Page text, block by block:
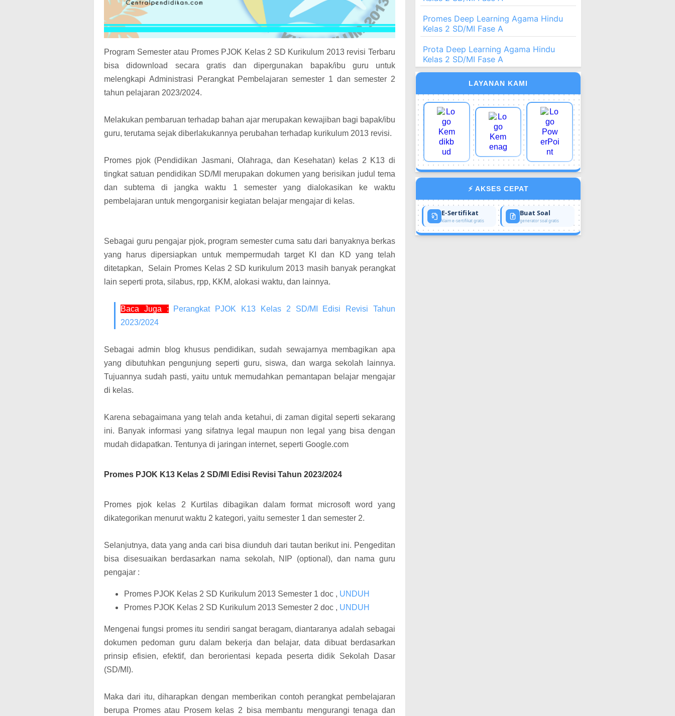
Program Semester atau Promes PJOK Kelas 2 SD Kurikulum 2013 revisi Terbaru
bisa didownload secara gratis dan dipergunakan bapak/ibu guru untuk
melengkapi Administrasi Perangkat Pembelajaran semester 1 dan semester 2
tahun pelajaran 2023/2024.
Melakukan pembaruan terhadap bahan ajar merupakan kewajiban bagi bapak/ibu
guru, terutama sejak diberlakukannya perubahan terhadap kurikulum 2013 revisi.
Promes pjok (Pendidikan Jasmani, Olahraga, dan Kesehatan) kelas 2 K13 di
tingkat satuan pendidikan SD/MI merupakan dokumen yang berisikan judul tema
dan subtema di jangka waktu 1 semester yang dialokasikan ke waktu
pembelajaran untuk mengorganisir kegiatan belajar mengajar di kelas.
Sebagai guru pengajar pjok, program semester cuma satu dari banyaknya berkas
yang harus dipersiapkan untuk mempermudah target KI dan KD yang telah
ditetapkan, Selain Promes Kelas 2 SD kurikulum 2013 masih banyak perangkat
lain seperti prota, silabus, rpp, KKM, alokasi waktu, dan lainnya.
Baca Juga :
Perangkat PJOK K13 Kelas 2 SD/MI Edisi Revisi Tahun
2023/2024
Sebagai admin blog khusus pendidikan, sudah sewajarnya membagikan apa
yang dibutuhkan pengunjung seperti guru, siswa, dan warga sekolah lainnya.
Tujuannya sudah pasti, yaitu untuk memudahkan pemantapan belajar mengajar
di kelas.
Karena sebagaimana yang telah anda ketahui, di zaman digital seperti sekarang
ini. Banyak informasi yang sifatnya legal maupun non legal yang bisa dengan
mudah didapatkan. Tentunya di jaringan internet, seperti Google.com
Promes PJOK K13 Kelas 2 SD/MI Edisi Revisi Tahun 2023/2024
Promes pjok
kelas 2 Kurtilas dibagikan dalam format microsoft word yang
dikategorikan menurut waktu 2 kategori, yaitu semester 1 dan semester 2.
Selanjutnya, data yang anda cari bisa diunduh dari tautan berikut ini. Pengeditan
bisa disesuaikan berdasarkan nama sekolah, NIP (optional), dan nama guru
pengajar :
Promes PJOK Kelas 2 SD Kurikulum 2013 Semester 1 doc , UNDUH
Promes PJOK Kelas 2 SD Kurikulum 2013 Semester 2 doc , UNDUH
Mengenai fungsi promes itu sendiri sangat beragam, diantaranya adalah sebagai
dokumen pedoman guru dalam bekerja dan belajar, data dibuat berdasarkan
prinsip efisien, efektif, dan berorientasi kepada peserta didik Sekolah Dasar
(SD/MI).
Maka dari itu, diharapkan dengan memberikan contoh perangkat pembelajaran
berupa Promes atau Prosem kelas 2 bisa membantu mengurangi tenaga dan
Promes Deep Learning Agama Hindu
Kelas 2 SD/MI Fase A
Prota Deep Learning Agama Hindu
Kelas 2 SD/MI Fase A
LAYANAN KAMI
⚡ AKSES CEPAT
E-Sertifikat
klaim e-sertifikat gratis
Buat Soal
generator soal gratis